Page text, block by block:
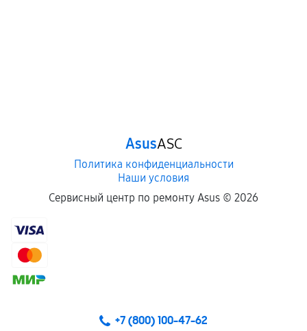
AsusASC
Политика конфиденциальности
Наши условия
Сервисный центр по ремонту Asus © 2026
+7 (800) 100-47-62